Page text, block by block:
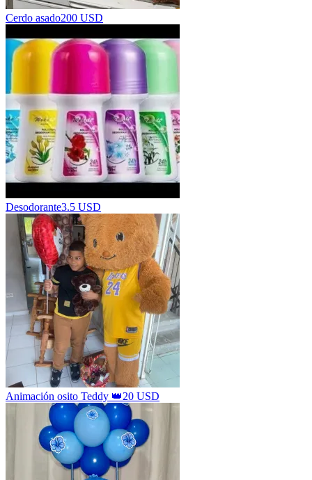
Cerdo asado200 USD
Desodorante3.5 USD
Animación osito Teddy 👑20 USD